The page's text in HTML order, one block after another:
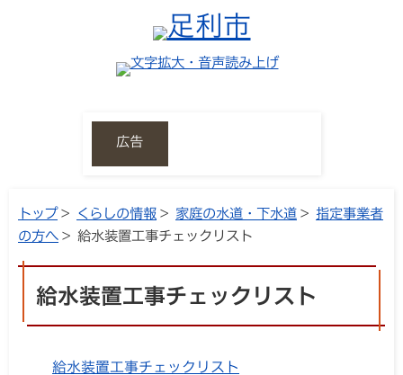
広告
トップ> くらしの情報 > 家庭の水道・下水道 > 指定事業者
の方へ > 給水装置工事チェックリスト
給水装置工事チェックリスト
給水装置工事チェックリスト